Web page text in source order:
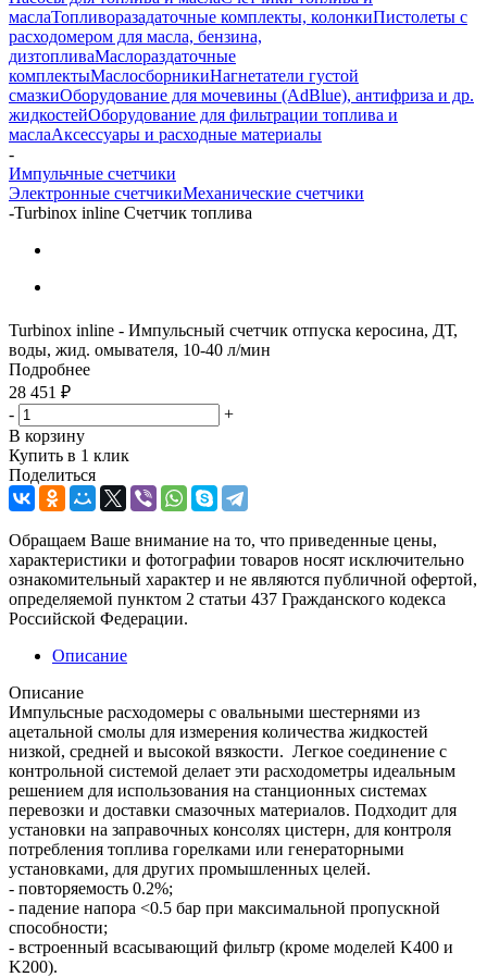
маслаТопливоразадаточные комплекты, колонкиПистолеты с
расходомером для масла, бензина,
дизтопливаМаслораздаточные
комплектыМаслосборникиНагнетатели густой
смазкиОборудование для мочевины (AdBlue), антифриза и др.
жидкостейОборудование для фильтрации топлива и
маслаАксессуары и расходные материалы
-
Импульчные счетчики
Электронные счетчикиМеханические счетчики
-Turbinox inline Счетчик топлива
Turbinox inline - Импульсный счетчик отпуска керосина, ДТ,
воды, жид. омывателя, 10-40 л/мин
Подробнее
28 451 ₽
-
+
В корзину
Купить в 1 клик
Поделиться
Обращаем Ваше внимание на то, что приведенные цены,
характеристики и фотографии товаров носят исключительно
ознакомительный характер и не являются публичной офертой,
определяемой пунктом 2 статьи 437 Гражданского кодекса
Российской Федерации.
Описание
Описание
Импульсные расходомеры с овальными шестернями из
ацетальной смолы для измерения количества жидкостей
низкой, средней и высокой вязкости. Легкое соединение с
контрольной системой делает эти расходометры идеальным
решением для использования на станционных системах
перевозки и доставки смазочных материалов. Подходит для
установки на заправочных консолях цистерн, для контроля
потребления топлива горелками или генераторными
установками, для других промышленных целей.
- повторяемость 0.2%;
- падение напора <0.5 бар при максимальной пропускной
способности;
- встроенный всасывающий фильтр (кроме моделей K400 и
K200).